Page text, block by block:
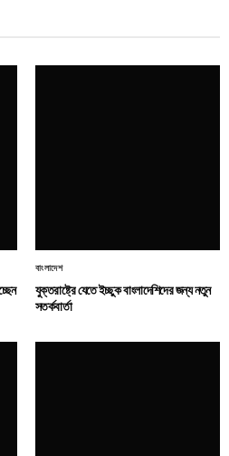
বাংলাদেশ
যুক্তরাষ্ট্রে যেতে ইচ্ছুক বাংলাদেশিদের জন্য নতুন
সতর্কবার্তা